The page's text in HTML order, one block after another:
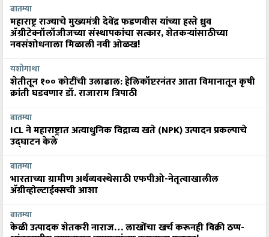
बातम्या
महाराष्ट्र राज्याचे मुख्यमंत्री देवेंद्र फडणवीस यांच्या हस्ते ध्रुव
ॲग्रीटेक्नॉलॉजीजच्या संस्थापकांचा सत्कार, शेतकऱ्यांसाठीच्या
नवसंशोधनाला मिळाली नवी ओळख!
यशोगाथा
शेतीतून १०० कोटींची उलाढाल: हेलिकॉप्टरनंतर आता विमानातून कृषी
क्रांती घडवणार डॉ. राजाराम त्रिपाठी
बातम्या
ICL ने महाराष्ट्रात अत्याधुनिक विद्राव्य खते (NPK) उत्पादन प्रकल्पाचे
उद्घाटन केले
बातम्या
भारताच्या ग्रामीण अर्थव्यवस्थेसाठी एफपीओ-नेतृत्वाखालील
अ‍ॅग्रीव्होल्टाईक्सची आशा
बातम्या
केळी उत्पादक शेतकरी नाराज… लाखोंचा खर्च करूनही विक्री ठप्प-